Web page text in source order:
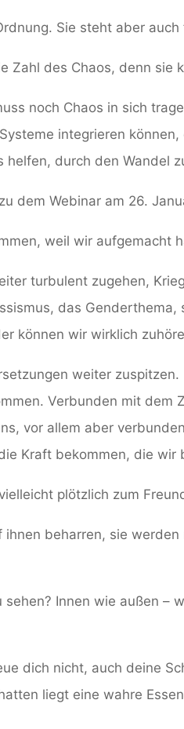
Sie steht aber
Zahl des Chaos, denn sie
noch Chaos in sich
integrieren
durch den Wandel
dem Webinar am 26.
weil wir aufgemacht
turbulent zugehen,
das Genderthema,
können wir wirklich
weiter
Verbunden mit dem
vor allem aber
Kraft bekommen, die wir
plötzlich zum
beharren, sie
Innen wie außen –
dich nicht, auch deine
liegt eine wahre